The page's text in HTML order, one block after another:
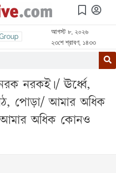
আগস্ট ৮, ২০২৬
২৩শে শ্রাবণ, ১৪৩৩
নরকই।/ ঊর্ধ্বে,
পোড়া/ আমার অধিক
অধিক কোনও